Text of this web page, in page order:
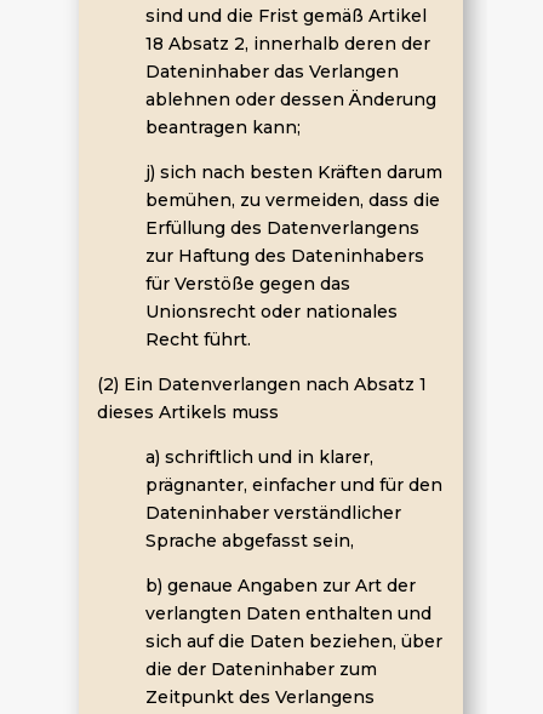
sind und die Frist gemäß Artikel
18 Absatz 2, innerhalb deren der
Dateninhaber das Verlangen
ablehnen oder dessen Änderung
beantragen kann;
j) sich nach besten Kräften darum
bemühen, zu vermeiden, dass die
Erfüllung des Datenverlangens
zur Haftung des Dateninhabers
für Verstöße gegen das
Unionsrecht oder nationales
Recht führt.
(2) Ein Datenverlangen nach Absatz 1
dieses Artikels muss
a) schriftlich und in klarer,
prägnanter, einfacher und für den
Dateninhaber verständlicher
Sprache abgefasst sein,
b) genaue Angaben zur Art der
verlangten Daten enthalten und
sich auf die Daten beziehen, über
die der Dateninhaber zum
Zeitpunkt des Verlangens